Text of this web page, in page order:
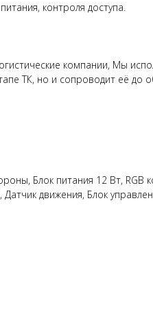
контроля доступа.
компании, Мы
ТК, но и сопроводит её
Блок питания 12 Вт, RGB
движения, Блок